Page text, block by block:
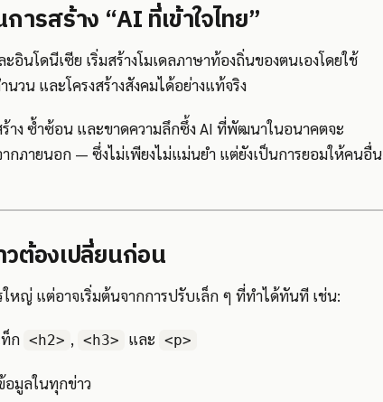
รสร้าง “AI ที่เข้าใจไทย”
นโดนีเซีย เริ่มสร้างโมเดลภาษาท้องถิ่นของตนเองโดยใช้
วน และโครงสร้างสังคมได้อย่างแท้จริง
าง ซ้ำซ้อน และขาดความลึกซึ้ง AI ที่พัฒนาในอนาคตจะ
กภายนอก — ซึ่งไม่เพียงไม่แม่นยำ แต่ยังเป็นการยอมให้คนอื่น
วต้องเปลี่ยนก่อน
ใหญ่ แต่อาจเริ่มต้นจากการปรับเล็ก ๆ ที่ทำได้ทันที เช่น:
ก <h2> , <h3> และ <p>
อมูลในทุกข่าว